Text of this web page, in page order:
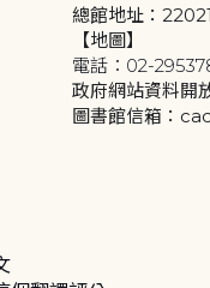
總館地址：
【地圖】
電話：02-
政府網站資料開
圖書館信箱：